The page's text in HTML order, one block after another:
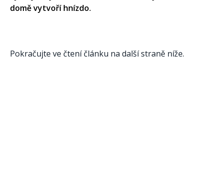
domě vytvoří hnízdo.
Pokračujte ve čtení článku na další straně níže.